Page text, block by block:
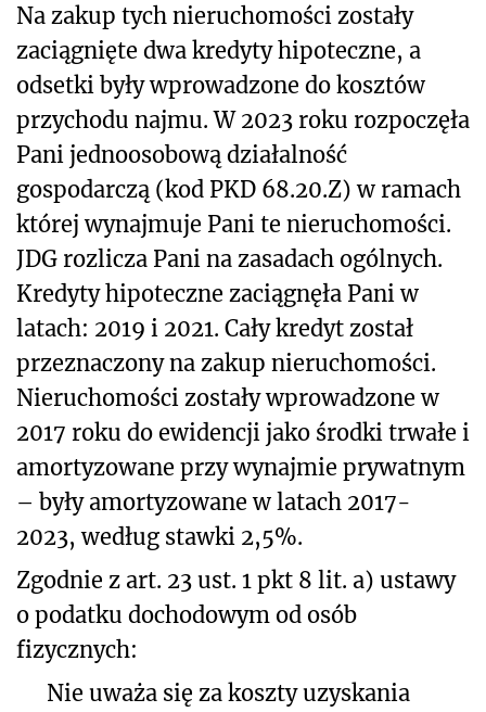
Na zakup tych nieruchomości zostały
zaciągnięte dwa kredyty hipoteczne, a
odsetki były wprowadzone do kosztów
przychodu najmu. W 2023 roku rozpoczęła
Pani jednoosobową działalność
gospodarczą (kod PKD 68.20.Z) w ramach
której wynajmuje Pani te nieruchomości.
JDG rozlicza Pani na zasadach ogólnych.
Kredyty hipoteczne zaciągnęła Pani w
latach: 2019 i 2021. Cały kredyt został
przeznaczony na zakup nieruchomości.
Nieruchomości zostały wprowadzone w
2017 roku do ewidencji jako środki trwałe i
amortyzowane przy wynajmie prywatnym
– były amortyzowane w latach 2017-
2023, według stawki 2,5%.
Zgodnie z art. 23 ust. 1 pkt 8 lit. a) ustawy
o podatku dochodowym od osób
fizycznych:
Nie uważa się za koszty uzyskania